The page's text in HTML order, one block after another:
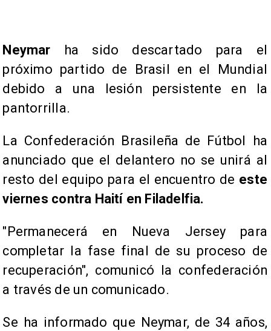
Neymar ha sido descartado para el
próximo partido de Brasil en el Mundial
debido a una lesión persistente en la
pantorrilla.
La Confederación Brasileña de Fútbol ha
anunciado que el delantero no se unirá al
resto del equipo para el encuentro de este
viernes contra Haití en Filadelfia.
"Permanecerá en Nueva Jersey para
completar la fase final de su proceso de
recuperación", comunicó la confederación
a través de un comunicado.
Se ha informado que Neymar, de 34 años,